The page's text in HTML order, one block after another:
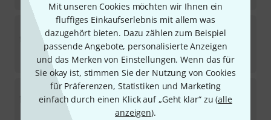
Mit unseren Cookies möchten wir Ihnen ein
fluffiges Einkaufserlebnis mit allem was
dazugehört bieten. Dazu zählen zum Beispiel
passende Angebote, personalisierte Anzeigen
und das Merken von Einstellungen. Wenn das für
Sie okay ist, stimmen Sie der Nutzung von Cookies
für Präferenzen, Statistiken und Marketing
einfach durch einen Klick auf „Geht klar“ zu (alle
anzeigen).
ThonKeyboard Case Yamaha MODX M7
5
Sofort lieferbar
205€
ThonKeyboard Case Roland FP-60/X
3
Sofort lieferbar